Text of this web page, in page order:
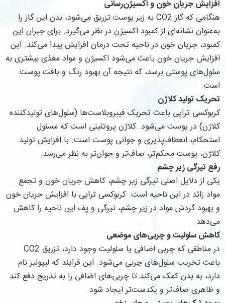
افزایش جریان خون و اکسیژن‌رسانی
هنگامی که گاز CO2 به زیر پوست تزریق می‌شود، بدن این گاز را
به‌عنوان نشانه‌ای از کمبود اکسیژن در نظر می‌گیرد. برای جبران این
کمبود، جریان خون در ناحیه تحت درمان افزایش پیدا می‌کند. این
افزایش جریان خون باعث می‌شود اکسیژن و مواد مغذی بیشتری به
سلول‌های پوستی برسد، که نتیجه آن بهبود رنگ و بافت پوست
است.
تحریک تولید کلاژن
کربوکسی تراپی باعث تحریک فیبروبلاست‌ها (سلول‌های تولیدکننده
کلاژن) در پوست می‌شود. کلاژن پروتئینی است که مسئول
استحکام، انعطاف‌پذیری و جوانی پوست است. با افزایش تولید
کلاژن، پوست محکم‌تر، صاف‌تر و جوان‌تر به نظر می‌رسد.
رفع تیرگی زیر چشم
یکی از دلایل اصلی تیرگی زیر چشم، کاهش جریان خون و تجمع
مواد زائد در این ناحیه است. کربوکسی تراپی با افزایش جریان خون
و بهبود گردش مواد در زیر چشم، تیرگی و پف این ناحیه را کاهش
می‌دهد.
کاهش سلولیت و چربی‌های موضعی
در مناطقی که چربی اضافی یا سلولیت وجود دارد، تزریق CO2
باعث تخریب سلول‌های چربی می‌شود. این فرایند که لیپولیز نام
دارد، به بدن کمک می‌کند تا چربی‌های اضافی را به تدریج دفع کند
و ظاهری صاف‌تر و یکدست‌تر ایجاد شود.